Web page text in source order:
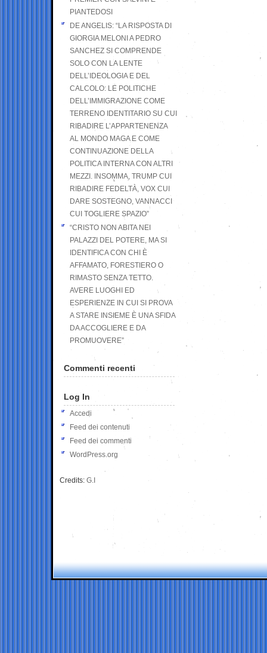
PIANTEDOSI
DE ANGELIS: “LA RISPOSTA DI
GIORGIA MELONI A PEDRO
SANCHEZ SI COMPRENDE
SOLO CON LA LENTE
DELL’IDEOLOGIA E DEL
CALCOLO: LE POLITICHE
DELL’IMMIGRAZIONE COME
TERRENO IDENTITARIO SU CUI
RIBADIRE L’APPARTENENZA
AL MONDO MAGA E COME
CONTINUAZIONE DELLA
POLITICA INTERNA CON ALTRI
MEZZI. INSOMMA, TRUMP CUI
RIBADIRE FEDELTÀ, VOX CUI
DARE SOSTEGNO, VANNACCI
CUI TOGLIERE SPAZIO”
“CRISTO NON ABITA NEI
PALAZZI DEL POTERE, MA SI
IDENTIFICA CON CHI È
AFFAMATO, FORESTIERO O
RIMASTO SENZA TETTO.
AVERE LUOGHI ED
ESPERIENZE IN CUI SI PROVA
A STARE INSIEME È UNA SFIDA
DA ACCOGLIERE E DA
PROMUOVERE”
Commenti recenti
Log In
Accedi
Feed dei contenuti
Feed dei commenti
WordPress.org
Credits: G.I